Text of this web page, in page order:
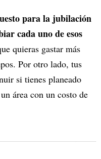
para la jubilación
cada uno de esos
quieras gastar más
Por otro lado, tus
si tienes planeado
área con un costo de